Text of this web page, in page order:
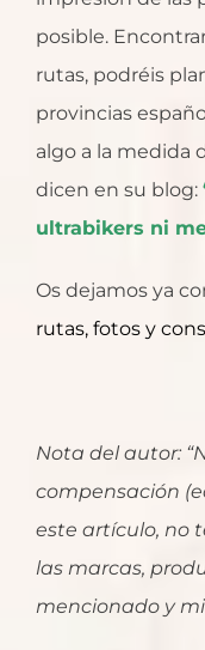
posible.
rutas, podréis
provincias
algo a la medida
dicen en su blog:
ultrabikers ni
Os dejamos ya
rutas, fotos y
Nota del autor:
compensación
este artículo, no
las marcas,
mencionado y